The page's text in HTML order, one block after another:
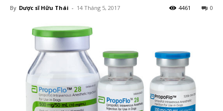
By Dược sĩ Hữu Thái - 14 Tháng 5, 2017 0
4461